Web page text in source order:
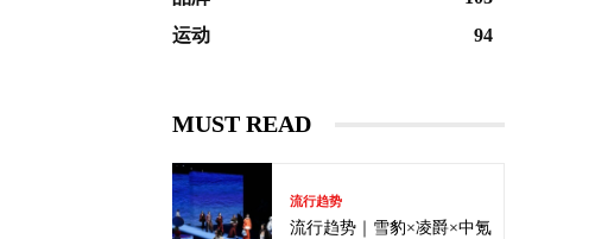
运动
94
MUST READ
流行趋势
流行趋势｜雪豹×凌爵×中氪